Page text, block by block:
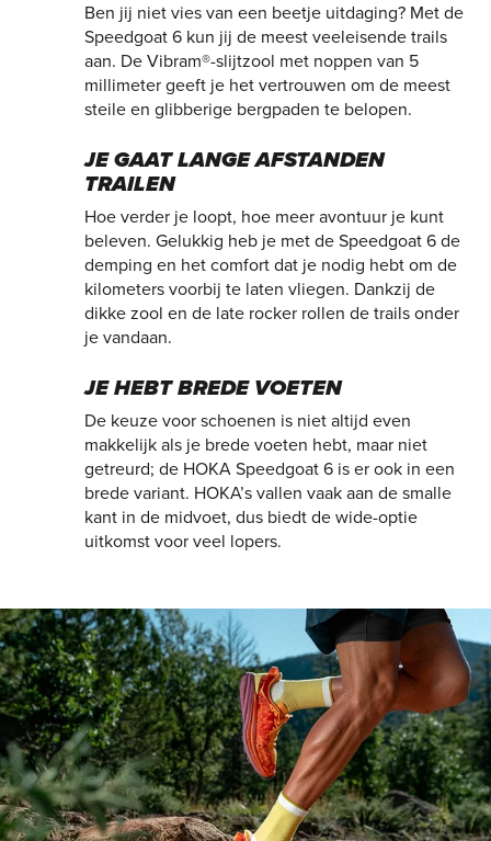
Ben jij niet vies van een beetje uitdaging? Met de
Speedgoat 6 kun jij de meest veeleisende trails
aan. De Vibram®-slijtzool met noppen van 5
millimeter geeft je het vertrouwen om de meest
steile en glibberige bergpaden te belopen.
JE GAAT LANGE AFSTANDEN
TRAILEN
Hoe verder je loopt, hoe meer avontuur je kunt
beleven. Gelukkig heb je met de Speedgoat 6 de
demping en het comfort dat je nodig hebt om de
kilometers voorbij te laten vliegen. Dankzij de
dikke zool en de late rocker rollen de trails onder
je vandaan.
JE HEBT BREDE VOETEN
De keuze voor schoenen is niet altijd even
makkelijk als je brede voeten hebt, maar niet
getreurd; de HOKA Speedgoat 6 is er ook in een
brede variant. HOKA’s vallen vaak aan de smalle
kant in de midvoet, dus biedt de wide-optie
uitkomst voor veel lopers.